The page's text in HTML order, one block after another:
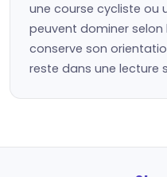
une course cycliste ou
peuvent dominer selon
conserve son
reste dans une lecture